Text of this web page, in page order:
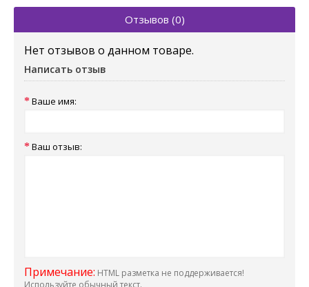
Отзывов (0)
Нет отзывов о данном товаре.
Написать отзыв
Ваше имя:
Ваш отзыв:
Примечание: HTML разметка не поддерживается!
Используйте обычный текст.